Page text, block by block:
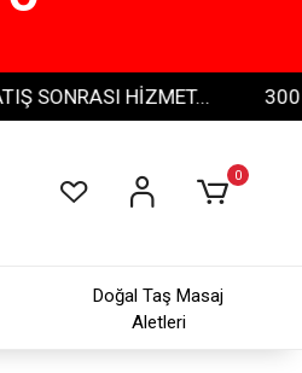
HİZMET... 300 TL VE
0
Doğal Taş Masaj
Aletleri